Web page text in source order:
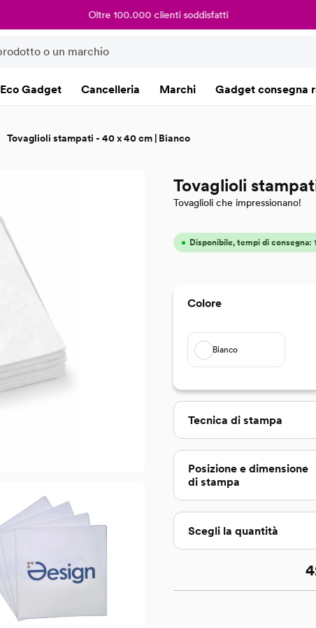
Oltre 100.000 clienti soddisfatti
Eco Gadget Cancelleria Marchi Gadget consegna
Tovaglioli stampati - 40 x 40 cm | Bianco
Tovaglioli
Tovaglioli che impressionano!
Disponibile, tempi di consegna:
Seleziona
Colore
Bianco
Seleziona
Tecnica di stampa
Seleziona
Posizione e dimensione
di stampa
Scegli la quantità